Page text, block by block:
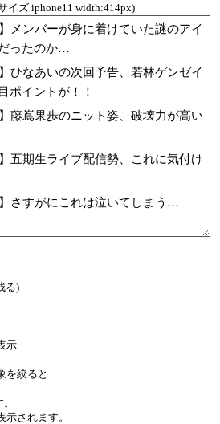
イズ iphone11 width:414px)
】メンバーが身に着けていた謎のアイ
ったのか…
】ひなあいの次回予告、若林ゲンゼイ
ポイントが！！
】藤嶌果歩のニット姿、破壊力が高い
】五期生ライブ配信勢、これに気付け
】さすがにこれは泣いてしまう…
る)
示
を絞ると
されます。